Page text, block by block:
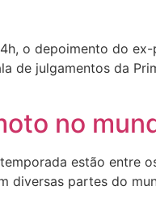
o depoimento do
de julgamentos da
no
estão entre
diversas partes do